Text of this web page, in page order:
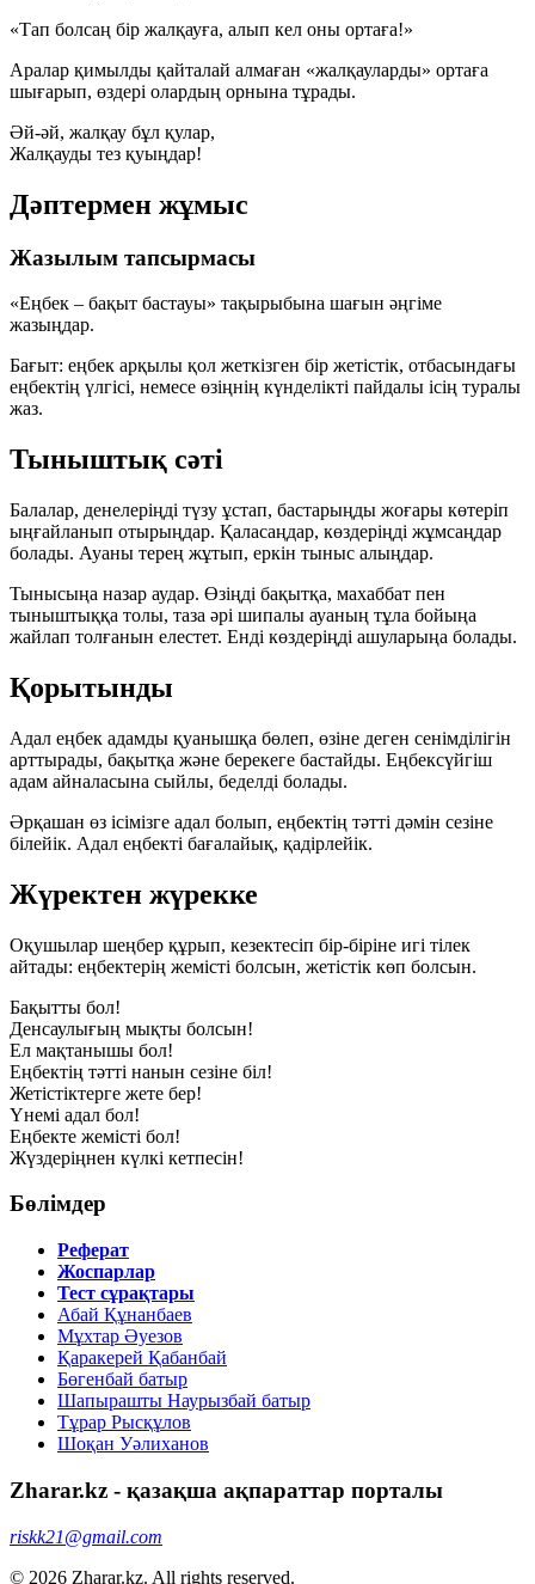
«Тап болсаң бір жалқауға, алып кел оны ортаға!»
Аралар қимылды қайталай алмаған «жалқауларды» ортаға
шығарып, өздері олардың орнына тұрады.
Әй-әй, жалқау бұл қулар,
Жалқауды тез қуыңдар!
Дәптермен жұмыс
Жазылым тапсырмасы
«Еңбек – бақыт бастауы» тақырыбына шағын әңгіме
жазыңдар.
Бағыт: еңбек арқылы қол жеткізген бір жетістік, отбасындағы
еңбектің үлгісі, немесе өзіңнің күнделікті пайдалы ісің туралы
жаз.
Тыныштық сәті
Балалар, денелеріңді түзу ұстап, бастарыңды жоғары көтеріп
ыңғайланып отырыңдар. Қаласаңдар, көздеріңді жұмсаңдар
болады. Ауаны терең жұтып, еркін тыныс алыңдар.
Тынысыңа назар аудар. Өзіңді бақытқа, махаббат пен
тыныштыққа толы, таза әрі шипалы ауаның тұла бойыңа
жайлап толғанын елестет. Енді көздеріңді ашуларыңа болады.
Қорытынды
Адал еңбек адамды қуанышқа бөлеп, өзіне деген сенімділігін
арттырады, бақытқа және берекеге бастайды. Еңбексүйгіш
адам айналасына сыйлы, беделді болады.
Әрқашан өз ісімізге адал болып, еңбектің тәтті дәмін сезіне
білейік. Адал еңбекті бағалайық, қадірлейік.
Жүректен жүрекке
Оқушылар шеңбер құрып, кезектесіп бір-біріне игі тілек
айтады: еңбектерің жемісті болсын, жетістік көп болсын.
Бақытты бол!
Денсаулығың мықты болсын!
Ел мақтанышы бол!
Еңбектің тәтті нанын сезіне біл!
Жетістіктерге жете бер!
Үнемі адал бол!
Еңбекте жемісті бол!
Жүздеріңнен күлкі кетпесін!
Бөлімдер
Реферат
Жоспарлар
Тест сұрақтары
Абай Құнанбаев
Мұхтар Әуезов
Қаракерей Қабанбай
Бөгенбай батыр
Шапырашты Наурызбай батыр
Тұрар Рысқұлов
Шоқан Уәлиханов
Zharar.kz - қазақша ақпараттар порталы
riskk21@gmail.com
© 2026 Zharar.kz. All rights reserved.